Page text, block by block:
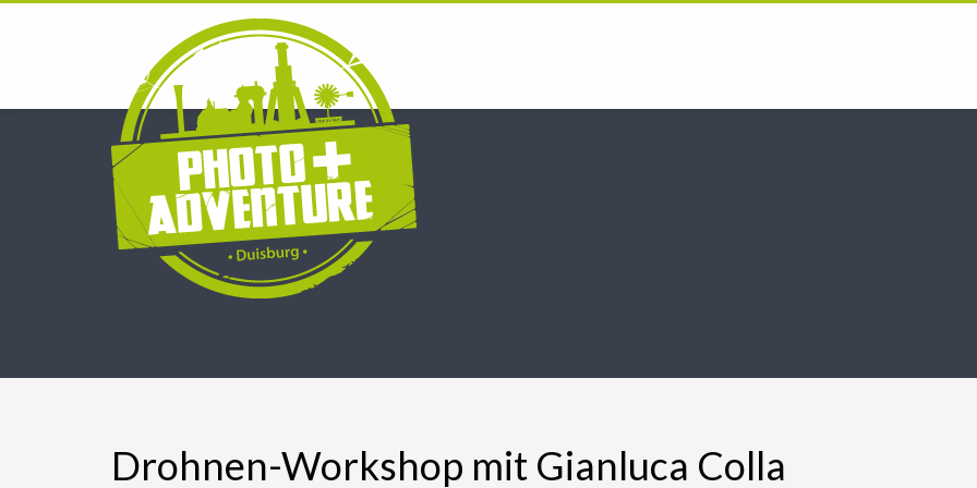
Drohnen-Workshop mit Gianluca Colla